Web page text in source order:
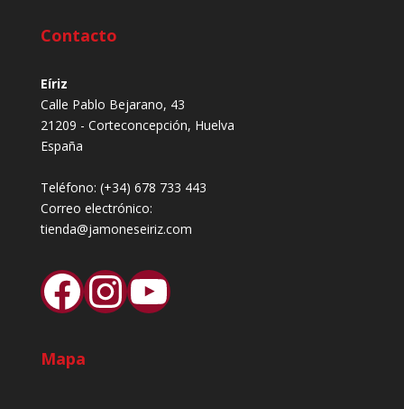
Contacto
Eíriz
Calle Pablo Bejarano, 43
21209 - Corteconcepción, Huelva
España
Teléfono: (+34) 678 733 443
Correo electrónico:
tienda@jamoneseiriz.com
Facebook
Instagram
YouTube
Mapa